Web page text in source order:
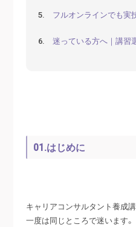
5. フルオンラインでも実
6. 迷っている方へ｜講習
01.はじめに
キャリアコンサルタント養成
一度は同じところで迷います。